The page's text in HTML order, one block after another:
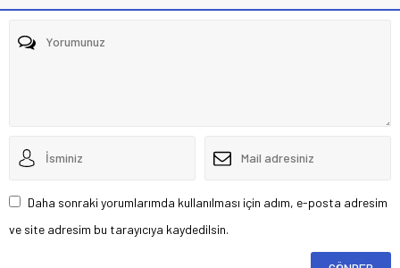
Daha sonraki yorumlarımda kullanılması için adım, e-posta adresim
ve site adresim bu tarayıcıya kaydedilsin.